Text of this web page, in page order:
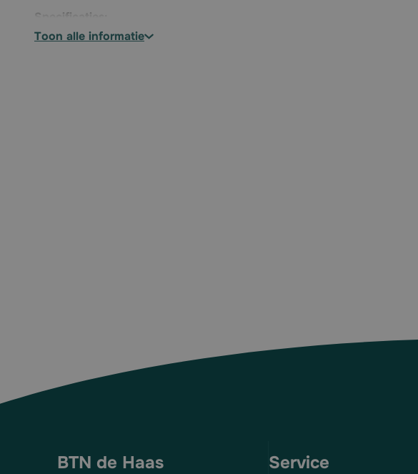
Specificaties:
Merk: Husqvarna
toon alle informatie
BTN de Haas Service